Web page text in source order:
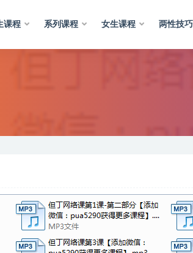
课程 系列课程 女生课程 两性技巧